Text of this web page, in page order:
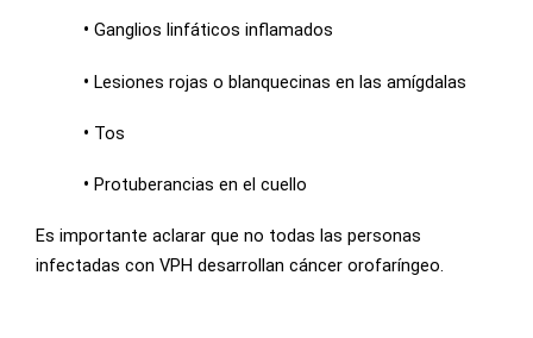
• Ganglios linfáticos inflamados
• Lesiones rojas o blanquecinas en las amígdalas
• Tos
• Protuberancias en el cuello
Es importante aclarar que no todas las personas
infectadas con VPH desarrollan cáncer orofaríngeo.